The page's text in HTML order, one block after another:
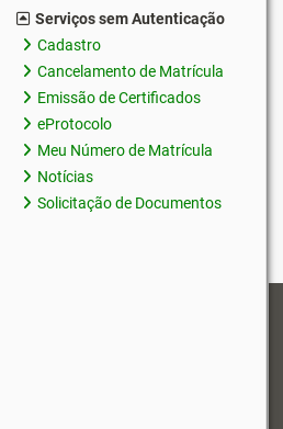
Serviços sem Autenticação
Cadastro
Cancelamento de Matrícula
Emissão de Certificados
eProtocolo
Meu Número de Matrícula
Notícias
Solicitação de Documentos